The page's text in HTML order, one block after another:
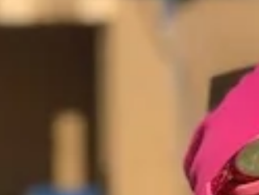
vašoj listi porodičnih, novogodišnjih želja?
Plivanje porodici popravlja nedeljno
odrastanju. Plivanje decu i roditelje čini